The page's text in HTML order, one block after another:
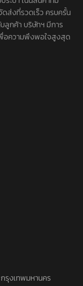
ส่งที่รวดเร็ว ครบครั้น
ลูกค้า บริษัทฯ มีการ
อความพึงพอใจสูงสุด
รุงเทพมหานคร